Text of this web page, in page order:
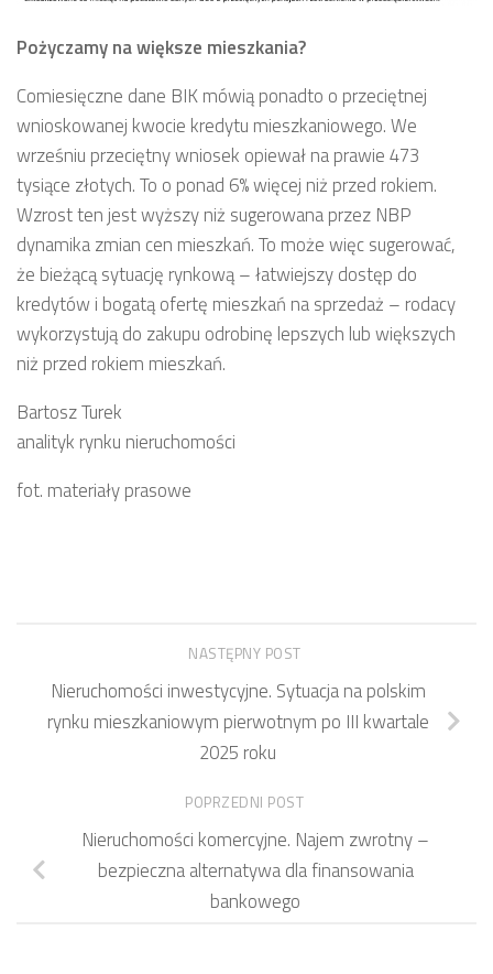
Pożyczamy na większe mieszkania?
Comiesięczne dane BIK mówią ponadto o przeciętnej
wnioskowanej kwocie kredytu mieszkaniowego. We
wrześniu przeciętny wniosek opiewał na prawie 473
tysiące złotych. To o ponad 6% więcej niż przed rokiem.
Wzrost ten jest wyższy niż sugerowana przez NBP
dynamika zmian cen mieszkań. To może więc sugerować,
że bieżącą sytuację rynkową – łatwiejszy dostęp do
kredytów i bogatą ofertę mieszkań na sprzedaż – rodacy
wykorzystują do zakupu odrobinę lepszych lub większych
niż przed rokiem mieszkań.
Bartosz Turek
analityk rynku nieruchomości
fot. materiały prasowe
NASTĘPNY POST
Nieruchomości inwestycyjne. Sytuacja na polskim
rynku mieszkaniowym pierwotnym po III kwartale
2025 roku
POPRZEDNI POST
Nieruchomości komercyjne. Najem zwrotny –
bezpieczna alternatywa dla finansowania
bankowego